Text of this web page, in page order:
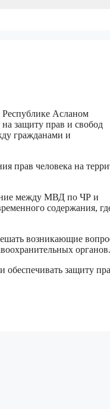
Асланом
защиту прав и свобод
гражданами и
прав человека на
между МВД по ЧР и
содержания,
возникающие
органов.
обеспечивать защиту